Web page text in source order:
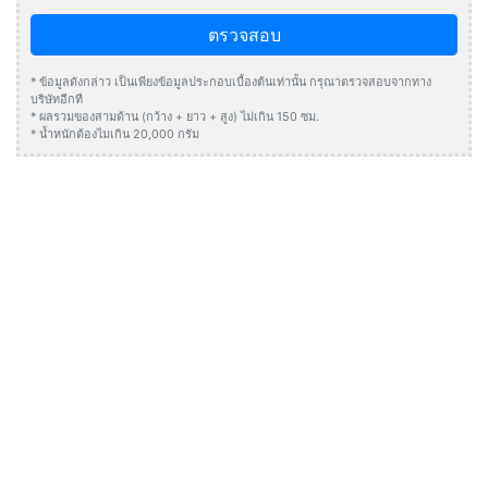
ตรวจสอบ
* ข้อมูลดังกล่าว เป็นเพียงข้อมูลประกอบเบื้องต้นเท่านั้น กรุณาตรวจสอบจากทาง
บริษัทอีกที
* ผลรวมของสามด้าน (กว้าง + ยาว + สูง) ไม่เกิน 150 ซม.
* น้ำหนักต้องไมเกิน 20,000 กรัม